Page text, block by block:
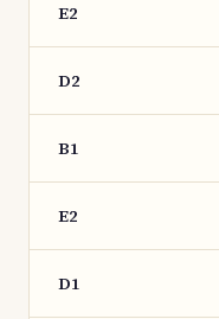
E2
D2
B1
E2
D1